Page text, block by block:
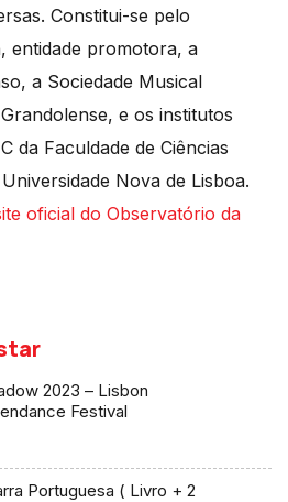
Constitui-se pelo
entidade promotora, a
a Sociedade Musical
e os institutos
da Faculdade de Ciências
Nova de Lisboa.
oficial do Observatório da
2023 – Lisbon
Festival
Portuguesa ( Livro + 2